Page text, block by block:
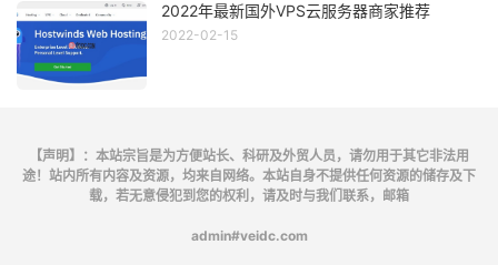
2022年最新国外VPS云服务器商家推荐
2022-02-15
【声明】：本站宗旨是为方便站长、科研及外贸人员，请勿用于其它非法用
途！站内所有内容及资源，均来自网络。本站自身不提供任何资源的储存及下
载，若无意侵犯到您的权利，请及时与我们联系，邮箱
admin#veidc.com